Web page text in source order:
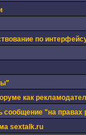
по
как
сообщение "на
sextalk.ru